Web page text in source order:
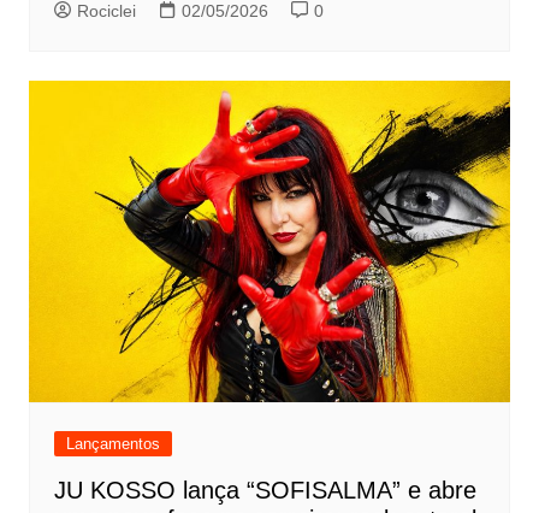
Rociclei 02/05/2026 0
Lançamentos
JU KOSSO lança “SOFISALMA” e abre